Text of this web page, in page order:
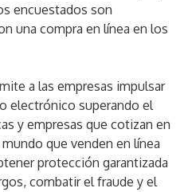
encuestados son
una compra en línea en los
a las empresas impulsar
electrónico superando el
y empresas que cotizan en
que venden en línea
protección garantizada
combatir el fraude y el